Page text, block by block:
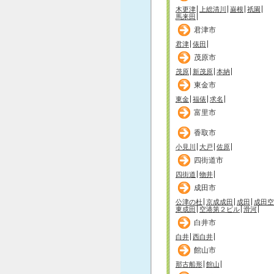
木更津 上総清川 巌根 祇園
馬来田
君津市
君津 俵田
茂原市
茂原 新茂原 本納
東金市
東金 福俵 求名
富里市
香取市
小見川 大戸 佐原
四街道市
四街道 物井
成田市
公津の杜 京成成田 成田
成田
東成田
空港第２ビル 滑河
白井市
白井 西白井
館山市
那古船形 館山